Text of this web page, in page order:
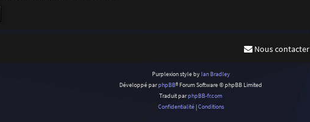
Nous contacter
Purplexion style by Ian Bradley
Développé parphpBB® Forum Software © phpBB Limited
Traduit parphpBB-fr.com
Confidentialité|Conditions